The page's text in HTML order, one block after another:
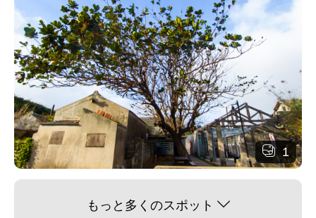
1
もっと多くのスポット